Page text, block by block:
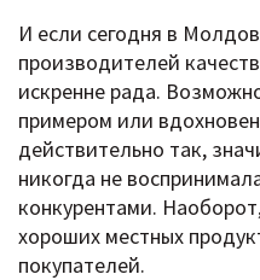
И если сегодня в
производителей
искренне рада.
примером или
действительно так,
никогда не
конкурентами.
хороших местных
покупателей.